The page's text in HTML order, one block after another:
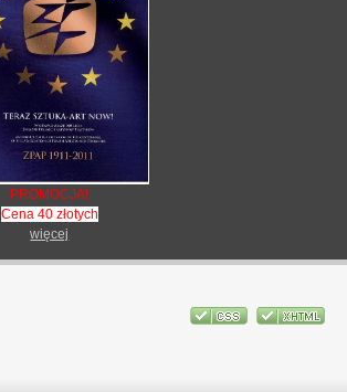
PROMOCJA!
Cena 40 złotych
więcej